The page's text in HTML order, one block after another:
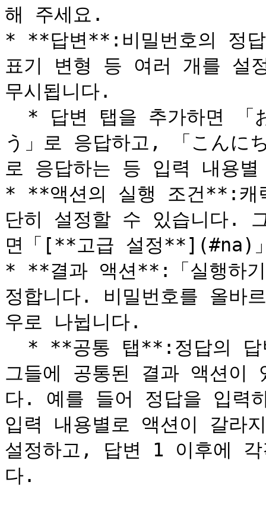
해 주세요.
* **답변**:비밀번호의 정
표기 변형 등 여러 개를 설
무시됩니다.
う」로 응답하고, 「こんに
로 응답하는 등 입력 내용
* **액션의 실행 조건**:캐
단히 설정할 수 있습니다.
면「[**고급 설정**](#na)
* **결과 액션**:「실행하
정합니다. 비밀번호를 올바
우로 나뉩니다.
그들에 공통된 결과 액션이
다. 예를 들어 정답을 입력
입력 내용별로 액션이 갈라
설정하고, 답변 1 이후에
다.